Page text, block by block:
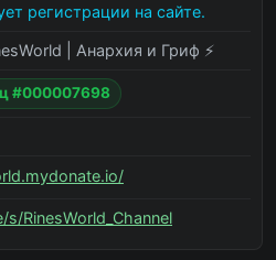
регистрации на сайте.
| Анархия и Гриф ⚡
#000007698
RinesWorld_Channel